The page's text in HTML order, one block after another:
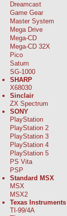
Dreamcast
Game Gear
Master System
Mega Drive
Mega-CD
Mega-CD 32X
Pico
Saturn
SG-1000
SHARP
X68030
Sinclair
ZX Spectrum
SONY
PlayStation
PlayStation 2
PlayStation 3
PlayStation 4
PlayStation 5
PS Vita
PSP
Standard MSX
MSX
MSX2
Texas Instruments
TI-99/4A